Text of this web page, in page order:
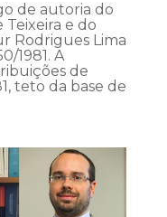
de autoria do
Teixeira e do
Rodrigues Lima
1981. A
de
teto da base de